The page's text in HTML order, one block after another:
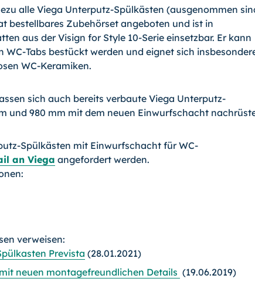
alle Viega Unterputz-Spülkästen (ausgenommen
bestellbares Zubehörset angeboten und ist in
aus der Visign for Style 10-Serie einsetzbar. Er kann
Tabs bestückt werden und eignet sich
WC-Keramiken.
sich auch bereits verbaute Viega Unterputz-
und 980 mm mit dem neuen Einwurfschacht
Spülkästen mit Einwurfschacht für WC-
an Viega angefordert werden.
verweisen:
Prevista (28.01.2021)
neuen montagefreundlichen Details (19.06.2019)